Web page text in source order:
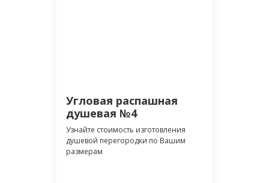
Угловая распашная
душевая №4
Узнайте стоимость изготовления
душевой перегородки по Вашим
размерам